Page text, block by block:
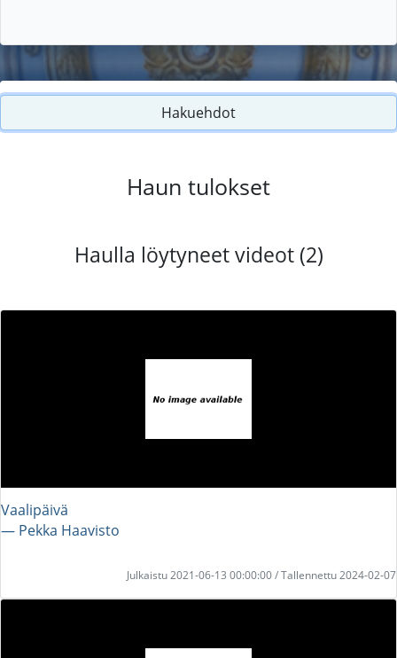
Hakuehdot
Haun tulokset
Haulla löytyneet videot (2)
Vaalipäivä
― Pekka Haavisto
Julkaistu 2021-06-13 00:00:00 / Tallennettu 2024-02-07